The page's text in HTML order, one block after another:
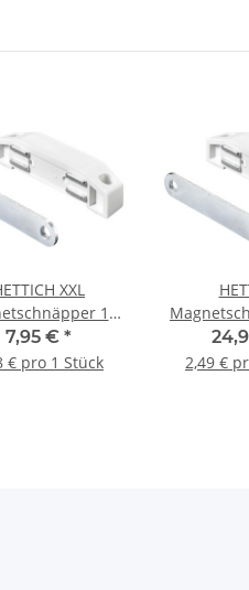
XXL
10
weiß, 2 Stück
7,95 € *
€ pro 1 Stück
kg,
2,49 €